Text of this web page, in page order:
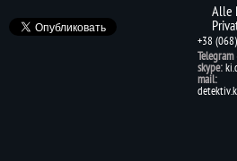
Alle
+38
Telegram
skype:
mail: